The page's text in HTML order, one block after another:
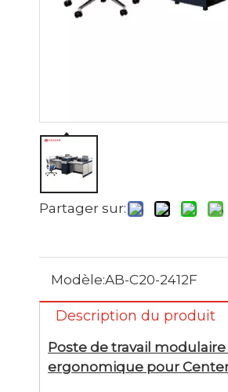
Partager sur:
Modèle:AB-C20-2412F
Description du produit
Poste de travail
ergonomique pour